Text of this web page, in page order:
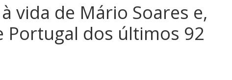
à vida de Mário Soares e,
Portugal dos últimos 92